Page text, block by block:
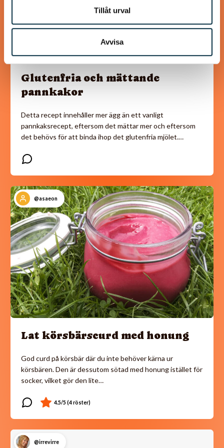
Tillåt urval
Avvisa
Glutenfria och mättande
pannkakor
Detta recept innehåller mer ägg än ett vanligt
pannkaksrecept, eftersom det mättar mer och eftersom
det behövs för att binda ihop det glutenfria mjölet.…
@asaeon
Lat körsbärscurd med honung
God curd på körsbär där du inte behöver kärna ur
körsbären. Den är dessutom sötad med honung istället för
socker, vilket gör den lite…
@irrevirre